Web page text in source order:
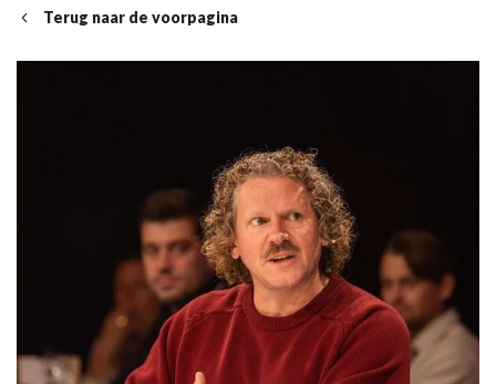
Terug naar de voorpagina